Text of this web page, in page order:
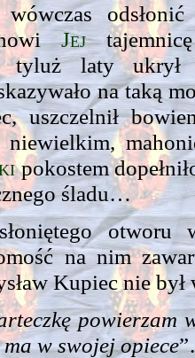
wówczas
Jej
tyluż laty
na taką
uszczelnił
pokostem
śladu…
otworu
na nim
Kupiec nie
powierzam
w swojej opiece